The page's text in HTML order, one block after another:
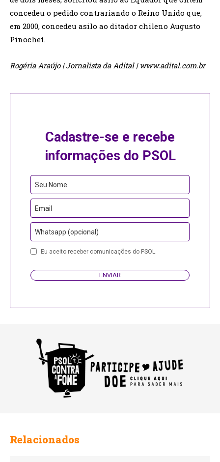
concedeu o pedido contrariando o Reino Unido que,
em 2000, concedeu asilo ao ditador chileno Augusto
Pinochet.
Rogéria Araújo | Jornalista da Adital | www.adital.com.br
Cadastre-se e recebe
informações do PSOL
Business
Email
Seu Nome
Email
Whatsapp (opcional)
Eu aceito receber comunicações do PSOL.
ENVIAR
Relacionados